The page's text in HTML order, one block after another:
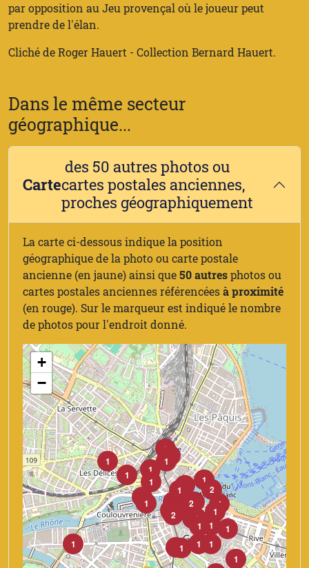
par opposition au Jeu provençal où le joueur peut
prendre de l'élan.
Cliché de Roger Hauert - Collection Bernard Hauert.
Dans le même secteur
géographique...
Carte
des 50 autres photos ou
cartes postales anciennes,
proches géographiquement
La carte ci-dessous indique la position
géographique de la photo ou carte postale
ancienne (en jaune) ainsi que50 autresphotos ou
cartes postales anciennes référencéesà proximité
(en rouge). Sur le marqueur est indiqué le nombre
de photos pour l'endroit donné.
1
2
1
1
2
1
1
1
1
2
1
1
1
1
1
1
1
1
1
1
1
1
2
1
1
1
+
−